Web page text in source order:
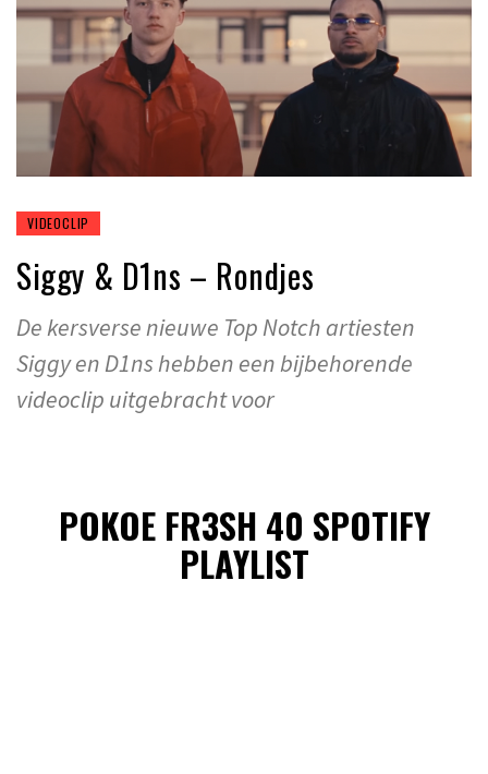
VIDEOCLIP
Siggy & D1ns – Rondjes
De kersverse nieuwe Top Notch artiesten
Siggy en D1ns hebben een bijbehorende
videoclip uitgebracht voor
POKOE FR3SH 40 SPOTIFY
PLAYLIST